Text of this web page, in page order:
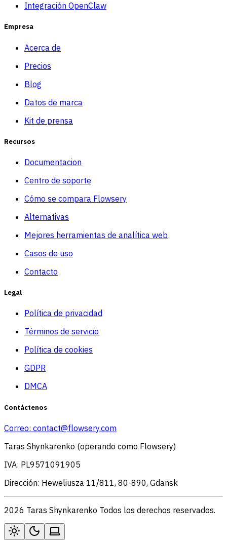
Integración OpenClaw
Empresa
Acerca de
Precios
Blog
Datos de marca
Kit de prensa
Recursos
Documentacion
Centro de soporte
Cómo se compara Flowsery
Alternativas
Mejores herramientas de analítica web
Casos de uso
Contacto
Legal
Política de privacidad
Términos de servicio
Política de cookies
GDPR
DMCA
Contáctenos
Correo: contact@flowsery.com
Taras Shynkarenko (operando como Flowsery)
IVA: PL9571091905
Dirección: Heweliusza 11/811, 80-890, Gdansk
2026 Taras Shynkarenko Todos los derechos reservados.